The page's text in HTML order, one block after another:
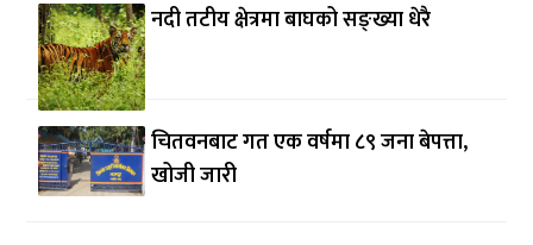
नदी तटीय क्षेत्रमा बाघको सङ्ख्या धेरै
चितवनबाट गत एक वर्षमा ८९ जना बेपत्ता,
खोजी जारी